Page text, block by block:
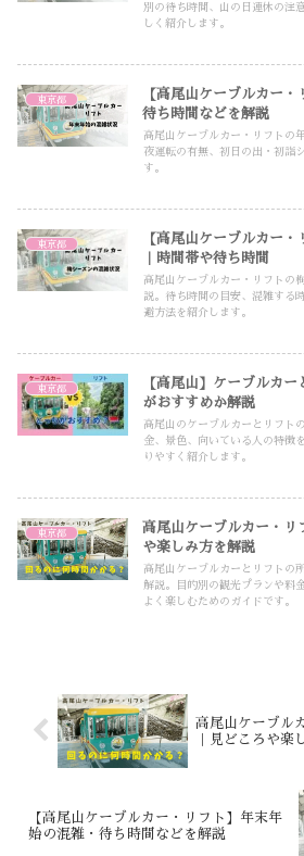
別の待ち時間、山の日連休の注
しく紹介します。
東京都
【高尾山ケーブルカー
待ち時間などを解説
高尾山ケーブルカー・リフトの
夜運転の有無、初日の出・初詣
す。
東京都
【高尾山ケーブルカー
｜時間帯や待ち時間
高尾山ケーブルカー・リフトの
説。待ち時間の目安、混雑する
避方法を紹介します。
東京都
【高尾山】ケーブルカ
がおすすめか解説
高尾山のケーブルカーとリフト
金、景色、向いている人の特徴
りやすく紹介します。
東京都
高尾山ケーブルカー・リ
や楽しみ方を解説
高尾山ケーブルカーとリフトの
解説。目的別の観光プランや料
よく楽しむためのガイドです。
高尾山ケーブル
｜見どころや楽
【高尾山ケーブルカー・リフト】年末年
始の混雑・待ち時間などを解説